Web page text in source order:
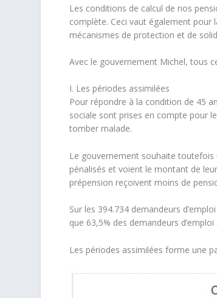
Les conditions de calcul de nos
complète. Ceci vaut également
mécanismes de protection et de
Avec le gouvernement Michel, tous
I. Les périodes assimilées
Pour répondre à la condition de 45
sociale sont prises en compte pour
tomber malade.
Le gouvernement souhaite toutefois
pénalisés et voient le montant de
prépension reçoivent moins de
Sur les 394.734 demandeurs
que 63,5% des demandeurs
Les périodes assimilées forme une